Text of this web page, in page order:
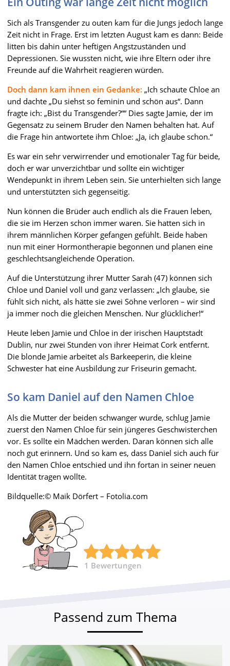
Sich als Transgender zu outen kam für die Jungs jedoch lange
Zeit nicht in Frage. Erst im letzten August kam es dann: Beide
litten bis dahin unter heftigen Angstzuständen und
Depressionen. Sie wussten nicht, wie ihre Eltern oder ihre
Freunde auf die Wahrheit reagieren würden.
Doch dann kam ihnen ein Gedanke: „Ich schaute Chloe an
und dachte „Du siehst so feminin und schön aus“. Dann
fragte ich: „Bist du Transgender?““ Dies sagte Jamie, der im
Gegensatz zu seinem Bruder den Namen behalten hat. Auf
die Frage hin antwortete ihm Chloe: „Ja, ich glaube schon.“
Es war ein sehr verwirrender und emotionaler Tag für beide,
doch er war unverzichtbar und sollte ein wichtiger
Wendepunkt in ihrem Leben sein. Sie unterhielten sich lange
und unterstützten sich gegenseitig.
Nun können die Brüder auch endlich als die Frauen leben,
die sie im Herzen schon immer waren. Sie hatten sich in
ihrem männlichen Körper gefangen gefühlt. Beide haben
nun mit einer Hormontherapie begonnen und planen eine
geschlechtsangleichende Operation.
Auf die Unterstützung ihrer Mutter Sarah (47) können sich
Chloe und Daniel voll und ganz verlassen: „Ich glaube, sie
fühlt sich nicht, als hätte sie zwei Söhne verloren – wir sind
ja immer noch die gleichen Menschen. Nur glücklicher!“
Heute leben Jamie und Chloe in der irischen Hauptstadt
Dublin, nur zwei Stunden von ihrer Heimat Cork entfernt.
Die blonde Jamie arbeitet als Barkeeperin, die kleine
Schwester hat eine Ausbildung zur Friseurin gemacht.
So kam Daniel auf den Namen Chloe
Als die Mutter der beiden schwanger wurde, schlug Jamie
zuerst den Namen Chloe für sein jüngeres Geschwisterchen
vor. Es sollte ein Mädchen werden. Daran können sich alle
noch gut erinnern. Und so kam es, dass Daniel sich auch für
den Namen Chloe entschied und ihn fortan in seiner neuen
Identität tragen wollte.
Bildquelle:© Maik Dörfert – Fotolia.com
1 Bewertungen
Passend zum Thema